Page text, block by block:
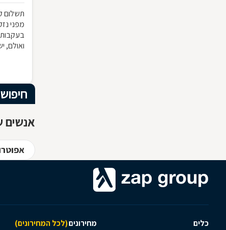
תשלום
מפני
ואולם,
לקבל
חברת
שחורג
אנשים
כלים מחירונים(לכל המחירונים)